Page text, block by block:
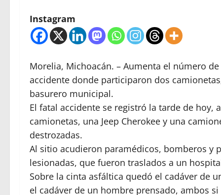
Instagram
Morelia, Michoacán. – Aumenta el número
accidente donde participaron dos
basurero municipal.
El fatal accidente se registró la tarde de hoy,
camionetas, una Jeep Cherokee y una
destrozadas.
Al sitio acudieron paramédicos, bomberos y
lesionadas, que fueron traslados a un
Sobre la cinta asfáltica quedó el cadáver de
el cadáver de un hombre prensado, ambos